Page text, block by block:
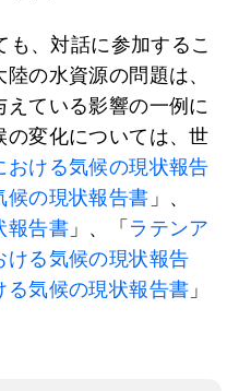
も、対話に参加するこ
の水資源の問題は、
ている影響の一例に
変化については、世
おける気候の現状報告
候の現状報告書 」、
報告書 」、「ラテンア
ける気候の現状報告
る気候の現状報告書 」